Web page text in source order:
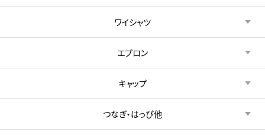
ワイシャツ
エプロン
キャップ
つなぎ・はっぴ他